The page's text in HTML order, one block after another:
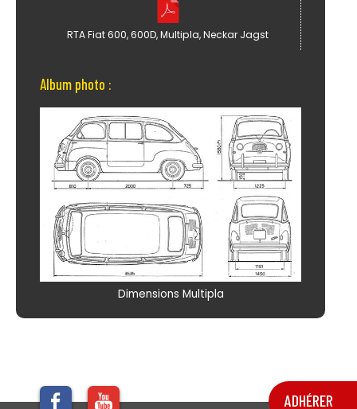
RTA Fiat 600, 600D, Multipla, Neckar Jagst
Album photo :
Dimensions Multipla
ADHÉRER